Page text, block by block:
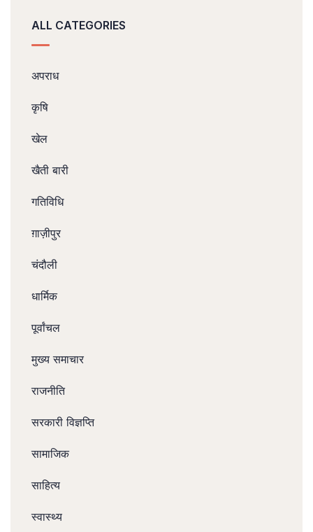
ALL CATEGORIES
अपराध
कृषि
खेल
खैती बारी
गतिविधि
ग़ाज़ीपुर
चंदौली
धार्मिक
पूर्वांचल
मुख्य समाचार
राजनीति
सरकारी विज्ञप्ति
सामाजिक
साहित्य
स्वास्थ्य